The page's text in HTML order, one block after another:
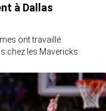
à Dallas
ont travaillé
chez les Mavericks.